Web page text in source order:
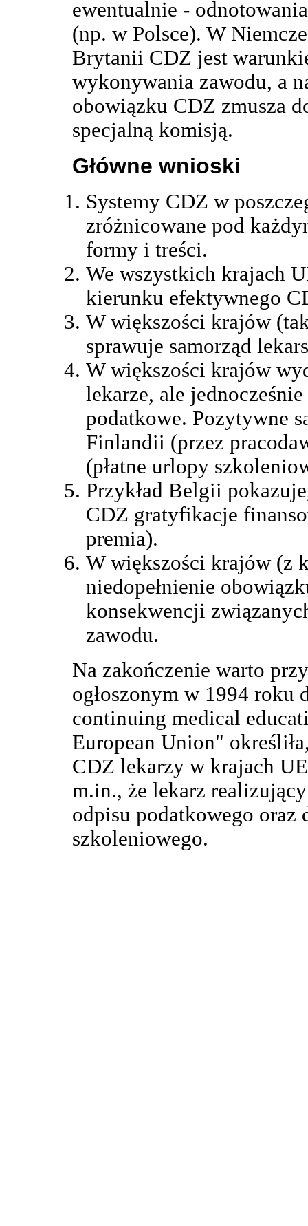
ewentualnie -
(np. w Polsce). W
Brytanii CDZ jest
wykonywania zawodu, a
obowiązku CDZ zmusza
specjalną komisją.
Główne wnioski
Systemy CDZ w
zróżnicowane pod
formy i treści.
We wszystkich krajach
kierunku efektywnego
W większości krajów
sprawuje samorząd
W większości krajów
lekarze, ale
podatkowe. Pozytywne
Finlandii (przez
(płatne urlopy
Przykład Belgii
CDZ gratyfikacje
premia).
W większości krajów (z
niedopełnienie
konsekwencji
zawodu.
Na zakończenie warto
ogłoszonym w 1994 roku
continuing medical
European Union"
CDZ lekarzy w krajach
m.in., że lekarz
odpisu podatkowego oraz
szkoleniowego.